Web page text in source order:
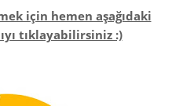
için hemen aşağıdaki
tıklayabilirsiniz :)